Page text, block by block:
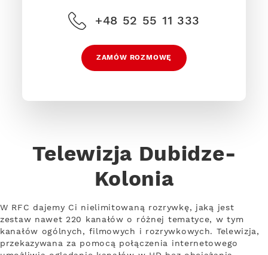
+48 52 55 11 333
ZAMÓW ROZMOWĘ
Telewizja Dubidze-
Kolonia
W RFC dajemy Ci nielimitowaną rozrywkę, jaką jest
zestaw nawet 220 kanałów o różnej tematyce, w tym
kanałów ogólnych, filmowych i rozrywkowych. Telewizja,
przekazywana za pomocą połączenia internetowego